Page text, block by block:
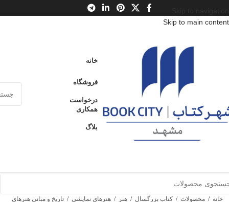
Skip to main content
خانه
فروشگاه
درخواست
همکاری
بلاگ
خانه / محصولات / کتاب بزرگسال / هنر / هنرهای نمایشی / تاریخ و مبانی هنرهای